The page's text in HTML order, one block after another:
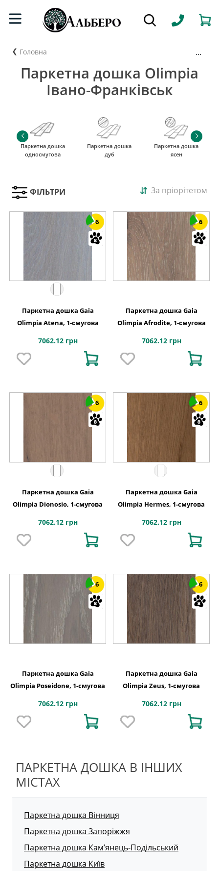
Головна ...
Паркетна дошка Olimpia
Івано-Франківськ
Паркетна дошка
односмугова
Паркетна дошка
дуб
Паркетна дошка
ясен
ФІЛЬТРИ За пріорітетом
6
Паркетна дошка Gaia
Olimpia Atena, 1-смугова
7062.12 грн
6
Паркетна дошка Gaia
Olimpia Afrodite, 1-смугова
7062.12 грн
6
Паркетна дошка Gaia
Olimpia Dionosio, 1-смугова
7062.12 грн
6
Паркетна дошка Gaia
Olimpia Hermes, 1-смугова
7062.12 грн
6
Паркетна дошка Gaia
Olimpia Poseidone, 1-смугова
7062.12 грн
6
Паркетна дошка Gaia
Olimpia Zeus, 1-смугова
7062.12 грн
ПАРКЕТНА ДОШКА В ІНШИХ
МІСТАХ
Паркетна дошка Вінниця
Паркетна дошка Запоріжжя
Паркетна дошка Кам’янець-Подільський
Паркетна дошка Київ